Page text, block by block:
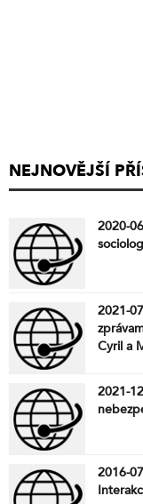
NEJNOVĚJŠÍ
2020-
2021-
Cyril a
Hus .
2021-
2016-